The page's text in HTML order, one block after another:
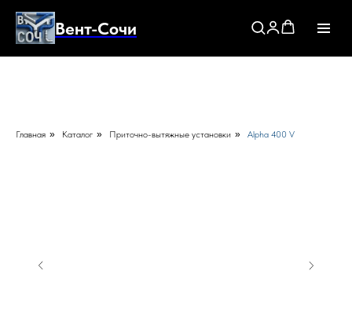
Вент-Сочи
Главная » Каталог » Приточно-вытяжные установки » Alpha 400 V